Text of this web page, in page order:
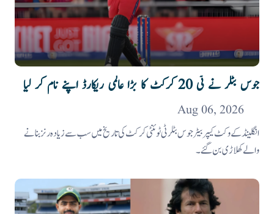
جوس بٹلر نے ٹی 20 کرکٹ کا بڑا عالمی ریکارڈ اپنے نام کر لیا
Aug 06, 2026
انگلینڈ کے وکٹ کیپر بیٹر جوس بٹلر ٹی ٹوئنٹی کرکٹ کی تاریخ میں سب سے زیادہ رنز بنانے
والے کھلاڑی بن گئے۔